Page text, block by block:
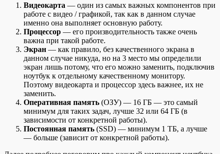
Видеокарта — один из самых важных компонентов при
работе с видео / графикой, так как в данном случае
именно она выполняет основную работу.
Процессор — его производительность также очень
важна при такой работе.
Экран — как правило, без качественного экрана в
данном случае никуда, но на 3 место мы определили
экран лишь потому, что его можно заменить, подключив
ноутбук к отдельному качественному монитору.
Поэтому видеокарта и процессор здесь важнее, их не
заменить.
Оперативная память (ОЗУ) — 16 ГБ — это самый
минимум для таких задач, лучше 32 или 64 ГБ (в
зависимости от конкретной работы).
Постоянная память (SSD) — минимум 1 ТБ, а лучше
— больше (зависит от конкретной работы).